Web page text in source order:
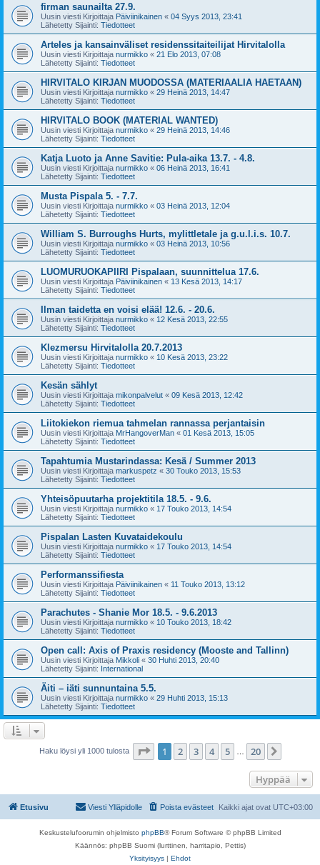
firman saunailta 27.9.
Uusin viesti Kirjoittaja Päiviinikainen « 04 Syys 2013, 23:41
Lähetetty Sijainti: Tiedotteet
Arteles ja kansainväliset residenssitaiteilijat Hirvitalolla
Uusin viesti Kirjoittaja nurmikko « 21 Elo 2013, 07:08
Lähetetty Sijainti: Tiedotteet
HIRVITALO KIRJAN MUODOSSA (MATERIAALIA HAETAAN)
Uusin viesti Kirjoittaja nurmikko « 29 Heinä 2013, 14:47
Lähetetty Sijainti: Tiedotteet
HIRVITALO BOOK (MATERIAL WANTED)
Uusin viesti Kirjoittaja nurmikko « 29 Heinä 2013, 14:46
Lähetetty Sijainti: Tiedotteet
Katja Luoto ja Anne Savitie: Pula-aika 13.7. - 4.8.
Uusin viesti Kirjoittaja nurmikko « 06 Heinä 2013, 16:41
Lähetetty Sijainti: Tiedotteet
Musta Pispala 5. - 7.7.
Uusin viesti Kirjoittaja nurmikko « 03 Heinä 2013, 12:04
Lähetetty Sijainti: Tiedotteet
William S. Burroughs Hurts, mylittletale ja g.u.l.i.s. 10.7.
Uusin viesti Kirjoittaja nurmikko « 03 Heinä 2013, 10:56
Lähetetty Sijainti: Tiedotteet
LUOMURUOKAPIIRI Pispalaan, suunnittelua 17.6.
Uusin viesti Kirjoittaja Päiviinikainen « 13 Kesä 2013, 14:17
Lähetetty Sijainti: Tiedotteet
Ilman taidetta en voisi elää! 12.6. - 20.6.
Uusin viesti Kirjoittaja nurmikko « 12 Kesä 2013, 22:55
Lähetetty Sijainti: Tiedotteet
Klezmersu Hirvitalolla 20.7.2013
Uusin viesti Kirjoittaja nurmikko « 10 Kesä 2013, 23:22
Lähetetty Sijainti: Tiedotteet
Kesän sählyt
Uusin viesti Kirjoittaja mikonpalvelut « 09 Kesä 2013, 12:42
Lähetetty Sijainti: Tiedotteet
Liitokiekon riemua tahmelan rannassa perjantaisin
Uusin viesti Kirjoittaja MrHangoverMan « 01 Kesä 2013, 15:05
Lähetetty Sijainti: Tiedotteet
Tapahtumia Mustarindassa: Kesä / Summer 2013
Uusin viesti Kirjoittaja markuspetz « 30 Touko 2013, 15:53
Lähetetty Sijainti: Tiedotteet
Yhteisöpuutarha projektitila 18.5. - 9.6.
Uusin viesti Kirjoittaja nurmikko « 17 Touko 2013, 14:54
Lähetetty Sijainti: Tiedotteet
Pispalan Lasten Kuvataidekoulu
Uusin viesti Kirjoittaja nurmikko « 17 Touko 2013, 14:54
Lähetetty Sijainti: Tiedotteet
Performanssifiesta
Uusin viesti Kirjoittaja Päiviinikainen « 11 Touko 2013, 13:12
Lähetetty Sijainti: Tiedotteet
Parachutes - Shanie Mor 18.5. - 9.6.2013
Uusin viesti Kirjoittaja nurmikko « 10 Touko 2013, 18:42
Lähetetty Sijainti: Tiedotteet
Open call: Axis of Praxis residency (Mooste and Tallinn)
Uusin viesti Kirjoittaja Mikkoli « 30 Huhti 2013, 20:40
Lähetetty Sijainti: International
Äiti – iäti sunnuntaina 5.5.
Uusin viesti Kirjoittaja nurmikko « 29 Huhti 2013, 15:13
Lähetetty Sijainti: Tiedotteet
Haku löysi yli 1000 tulosta Sivu /20
1 2 3 4 5 20
Hyppää
Etusivu Kaikki ajat ovat UTC+03:00
Poista evästeet
Viesti Ylläpidolle
Keskustelufoorumin ohjelmisto phpBB® Forum Software © phpBB Limited
Käännös: phpBB Suomi (lurttinen, harritapio, Pettis)
Yksityisyys | Ehdot